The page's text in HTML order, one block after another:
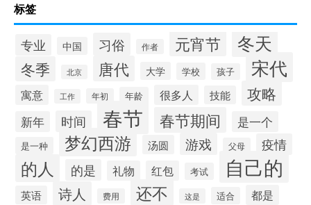
标签
专业 中国 习俗 作者 元宵节 冬天
冬季 北京 唐代 大学 学校 孩子 宋代
寓意 工作 年初 年龄 很多人 技能 攻略
新年 时间 春节 春节期间 是一个
是一种 梦幻西游 汤圆 游戏 父母 疫情
的人 的是 礼物 红包 考试 自己的
英语 诗人 费用 还不 这是 适合 都是